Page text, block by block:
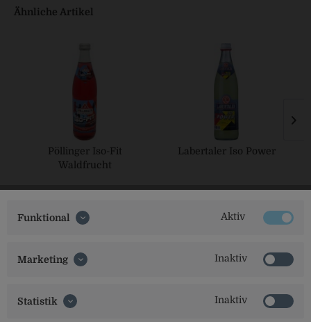
Ähnliche Artikel
Pöllinger Iso-Fit
Waldfrucht
Labertaler Iso Power
Social Media
Funktional Aktiv
Marketing Inaktiv
Statistik Inaktiv